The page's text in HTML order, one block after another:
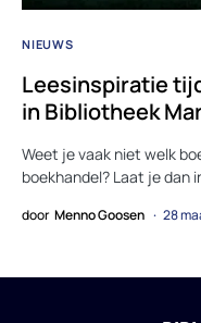
NIEUWS
Leesinspiratie
in Bibliotheek
Weet je vaak niet welk
boekhandel? Laat je dan
door Menno Goosen 28